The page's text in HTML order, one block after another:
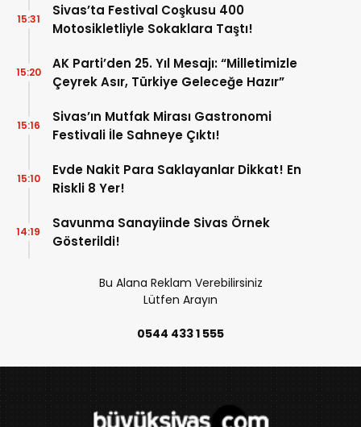
Sivas’ta Festival Coşkusu 400
Motosikletliyle Sokaklara Taştı!
15:31
AK Parti’den 25. Yıl Mesajı: “Milletimizle
Çeyrek Asır, Türkiye Geleceğe Hazır”
15:20
Sivas’ın Mutfak Mirası Gastronomi
Festivali İle Sahneye Çıktı!
15:16
Evde Nakit Para Saklayanlar Dikkat! En
Riskli 8 Yer!
15:10
Savunma Sanayiinde Sivas Örnek
Gösterildi!
14:19
Bu Alana Reklam Verebilirsiniz
Lütfen Arayın
0544 433 1 555